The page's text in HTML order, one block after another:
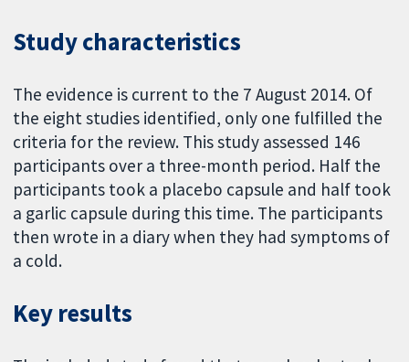
Study characteristics
The evidence is current to the 7 August 2014. Of
the eight studies identified, only one fulfilled the
criteria for the review. This study assessed 146
participants over a three-month period. Half the
participants took a placebo capsule and half took
a garlic capsule during this time. The participants
then wrote in a diary when they had symptoms of
a cold.
Key results